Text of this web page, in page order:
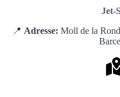
Jet-
📍 Adresse: Moll de la